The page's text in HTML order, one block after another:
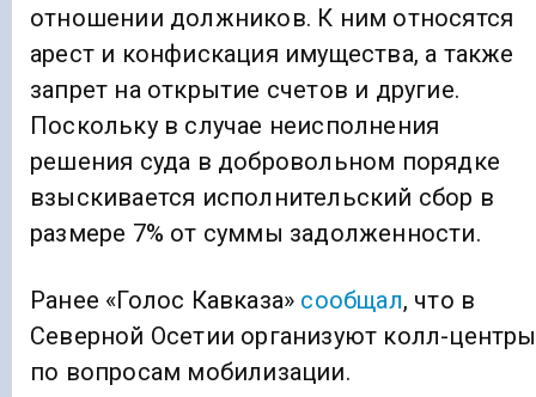
отношении должников. К ним относятся
арест и конфискация имущества, а также
запрет на открытие счетов и другие.
Поскольку в случае неисполнения
решения суда в добровольном порядке
взыскивается исполнительский сбор в
размере 7% от суммы задолженности.
Ранее «Голос Кавказа» сообщал, что в
Северной Осетии организуют колл-центры
по вопросам мобилизации.